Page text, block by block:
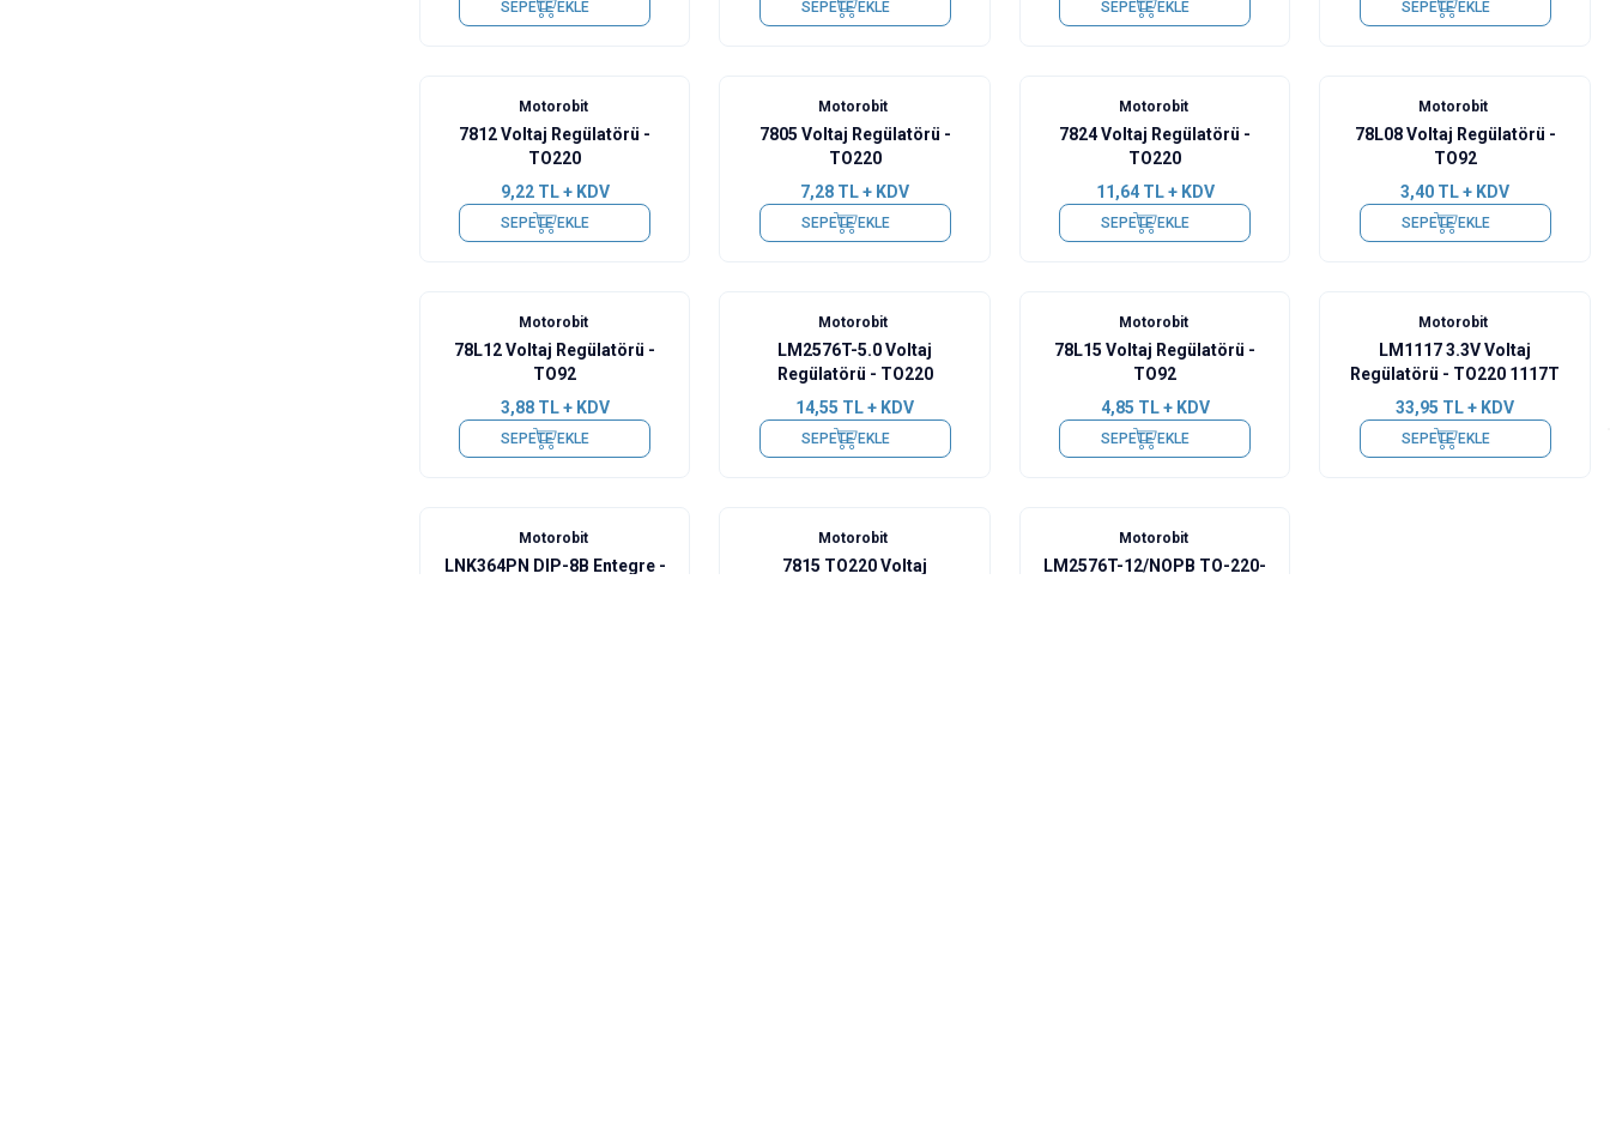
SEPETE EKLE SEPETE EKLE SEPETE EKLE SEPETE EKLE
Motorobit
7812 Voltaj Regülatörü -
TO220
9,22TL + KDV
SEPETE EKLE
Motorobit
7805 Voltaj Regülatörü -
TO220
7,28 TL + KDV
SEPETE EKLE
Motorobit
7824 Voltaj Regülatörü -
TO220
11,64TL + KDV
SEPETE EKLE
Motorobit
78L08 Voltaj Regülatörü -
TO92
3,40 TL + KDV
SEPETE EKLE
Motorobit
78L12 Voltaj Regülatörü -
TO92
3,88TL + KDV
SEPETE EKLE
Motorobit
LM2576T-5.0 Voltaj
Regülatörü - TO220
14,55 TL + KDV
SEPETE EKLE
Motorobit
78L15 Voltaj Regülatörü -
TO92
4,85 TL + KDV
SEPETE EKLE
Motorobit
LM1117 3.3V Voltaj
Regülatörü - TO220 1117T
33,95 TL + KDV
SEPETE EKLE
Motorobit
LNK364PN DIP-8B Entegre -
Motorobit
7815 TO220 Voltaj
Motorobit
LM2576T-12/NOPB TO-220-